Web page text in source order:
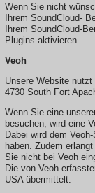
Wenn Sie nicht
Ihrem SoundCloud-
Ihrem SoundCloud-
Plugins aktivieren.
Veoh
Unsere Website
4730 South Fort
Wenn Sie eine
besuchen, wird eine
Dabei wird dem
haben. Zudem
Sie nicht bei Veoh
Die von Veoh
USA übermittelt.